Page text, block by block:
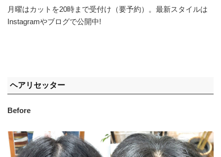
月曜はカットを20時まで受付け（要予約）。最新スタイルは
Instagramやブログで公開中!
ヘアリセッター
Before